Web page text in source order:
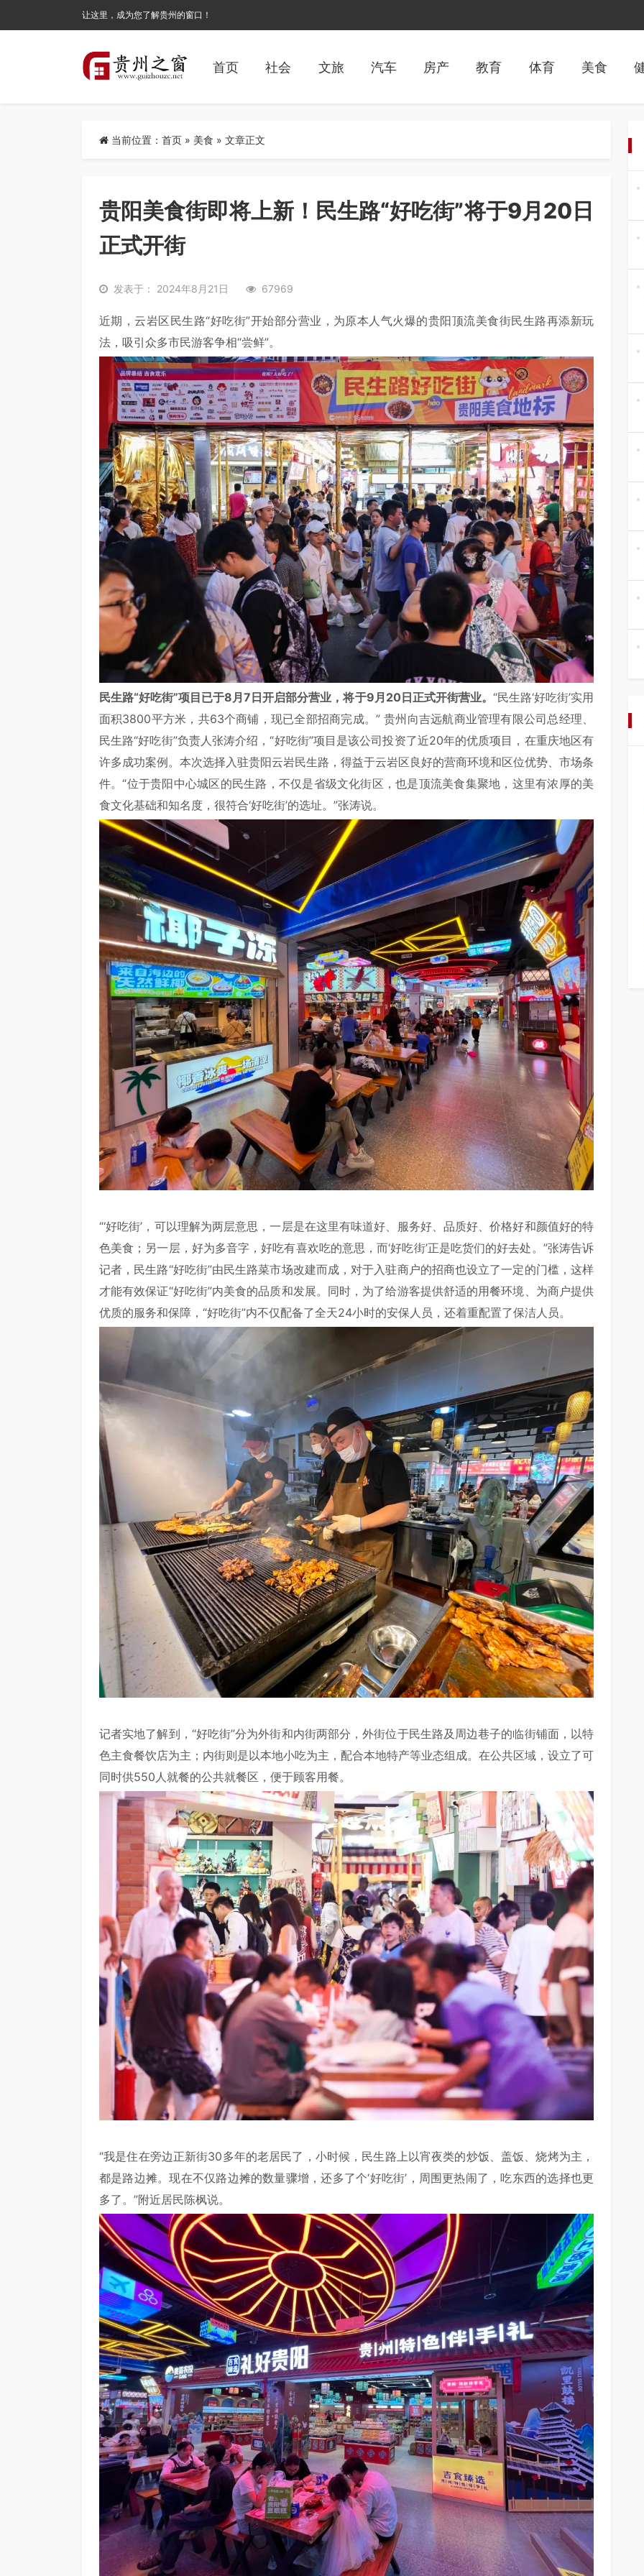
让这里，成为您了解贵州的窗口！
首页 社会 文旅 汽车 房产 教育 体育 美食
当前位置： 首页 » 美食 » 文章正文
贵阳美食街即将上新！民生路“好吃街”将于9月20日
正式开街
发表于： 2024年8月21日 67969
近期，云岩区民生路“好吃街”开始部分营业，为原本人气火爆的贵阳顶流美食街民生路再添新玩
法，吸引众多市民游客争相“尝鲜”。
民生路“好吃街”项目已于8月7日开启部分营业，将于9月20日正式开街营业。 “民生路‘好吃街’实用
面积3800平方米，共63个商铺，现已全部招商完成。” 贵州向吉远航商业管理有限公司总经理、
民生路“好吃街”负责人张涛介绍，“好吃街”项目是该公司投资了近20年的优质项目，在重庆地区有
许多成功案例。本次选择入驻贵阳云岩民生路，得益于云岩区良好的营商环境和区位优势、市场条
件。“位于贵阳中心城区的民生路，不仅是省级文化街区，也是顶流美食集聚地，这里有浓厚的美
食文化基础和知名度，很符合‘好吃街’的选址。”张涛说。
“‘好吃街’，可以理解为两层意思，一层是在这里有味道好、服务好、品质好、价格好和颜值好的特
色美食；另一层，好为多音字，好吃有喜欢吃的意思，而‘好吃街’正是吃货们的好去处。”张涛告诉
记者，民生路“好吃街”由民生路菜市场改建而成，对于入驻商户的招商也设立了一定的门槛，这样
才能有效保证“好吃街”内美食的品质和发展。同时，为了给游客提供舒适的用餐环境、为商户提供
优质的服务和保障，“好吃街”内不仅配备了全天24小时的安保人员，还着重配置了保洁人员。
记者实地了解到，“好吃街”分为外街和内街两部分，外街位于民生路及周边巷子的临街铺面，以特
色主食餐饮店为主；内街则是以本地小吃为主，配合本地特产等业态组成。在公共区域，设立了可
同时供550人就餐的公共就餐区，便于顾客用餐。
“我是住在旁边正新街30多年的老居民了，小时候，民生路上以宵夜类的炒饭、盖饭、烧烤为主，
都是路边摊。现在不仅路边摊的数量骤增，还多了个‘好吃街’，周围更热闹了，吃东西的选择也更
多了。”附近居民陈枫说。